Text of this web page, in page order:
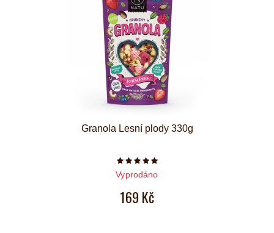
Granola Lesní plody 330g
Počet hvězdiček je 5 z 5
Vyprodáno
169 Kč